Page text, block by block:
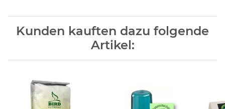
Kunden kauften dazu folgende
Artikel: